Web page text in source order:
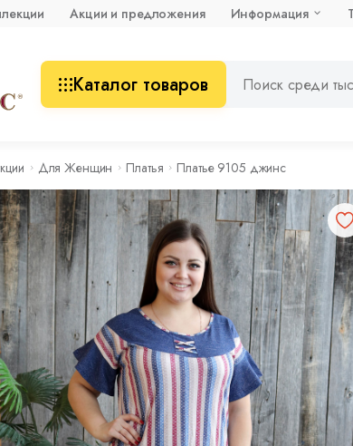
Акции и предложения Информация
Каталог товаров
Для Женщин Платья Платье 9105 джинс